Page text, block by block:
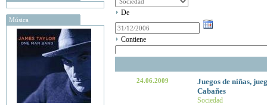
Música
De
Contiene
24.06.2009
Juegos de niñas,
Cabañes
Sociedad